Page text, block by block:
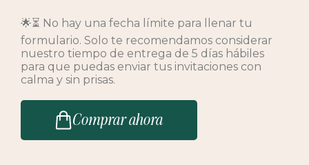
🌟⏳ No hay una fecha límite para llenar tu
formulario. Solo te recomendamos considerar
nuestro tiempo de entrega de 5 días hábiles
para que puedas enviar tus invitaciones con
calma y sin prisas.
Comprar ahora